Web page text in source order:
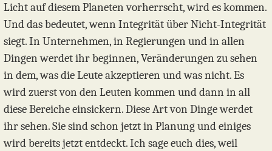
Licht auf diesem Planeten vorherrscht, wird es kommen.
Und das bedeutet, wenn Integrität über Nicht-Integrität
siegt. In Unternehmen, in Regierungen und in allen
Dingen werdet ihr beginnen, Veränderungen zu sehen
in dem, was die Leute akzeptieren und was nicht. Es
wird zuerst von den Leuten kommen und dann in all
diese Bereiche einsickern. Diese Art von Dinge werdet
ihr sehen. Sie sind schon jetzt in Planung und einiges
wird bereits jetzt entdeckt. Ich sage euch dies, weil